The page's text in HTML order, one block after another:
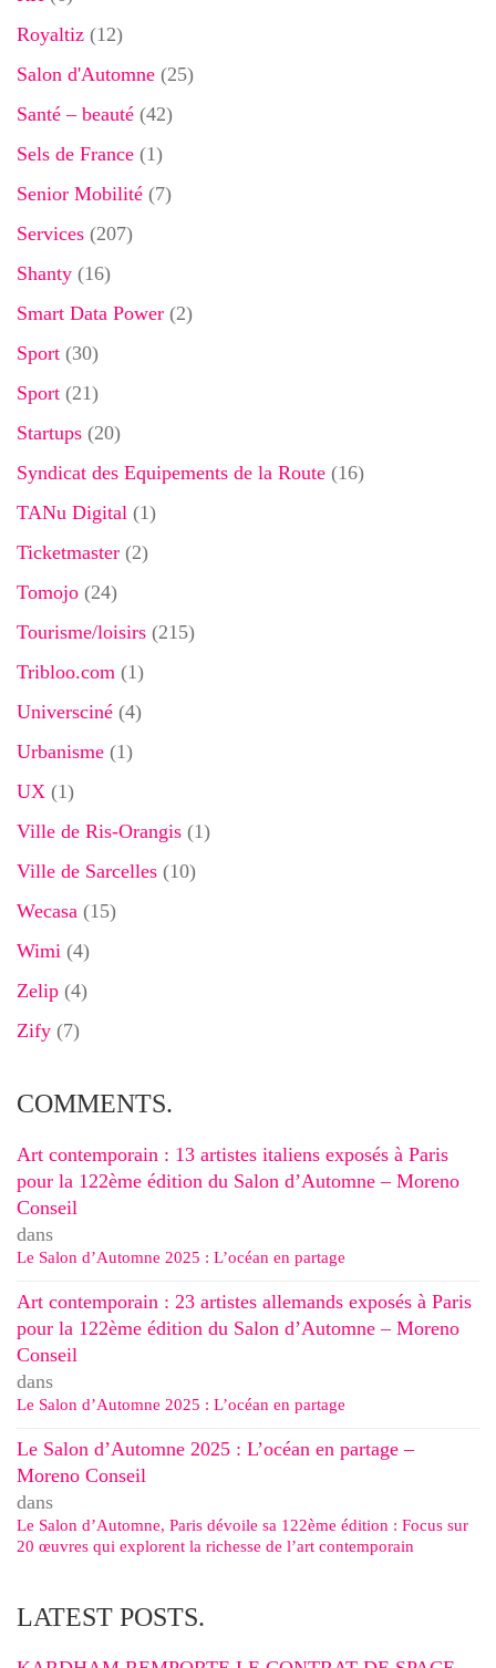
Royaltiz (12)
Salon d'Automne (25)
Santé – beauté (42)
Sels de France (1)
Senior Mobilité (7)
Services (207)
Shanty (16)
Smart Data Power (2)
Sport (30)
Sport (21)
Startups (20)
Syndicat des Equipements de la Route (16)
TANu Digital (1)
Ticketmaster (2)
Tomojo (24)
Tourisme/loisirs (215)
Tribloo.com (1)
Universciné (4)
Urbanisme (1)
UX (1)
Ville de Ris-Orangis (1)
Ville de Sarcelles (10)
Wecasa (15)
Wimi (4)
Zelip (4)
Zify (7)
COMMENTS.
Art contemporain : 13 artistes italiens exposés à Paris
pour la 122ème édition du Salon d’Automne – Moreno
Conseil
dans
Le Salon d’Automne 2025 : L’océan en partage
Art contemporain : 23 artistes allemands exposés à Paris
pour la 122ème édition du Salon d’Automne – Moreno
Conseil
dans
Le Salon d’Automne 2025 : L’océan en partage
Le Salon d’Automne 2025 : L’océan en partage –
Moreno Conseil
dans
Le Salon d’Automne, Paris dévoile sa 122ème édition : Focus sur
20 œuvres qui explorent la richesse de l’art contemporain
LATEST POSTS.